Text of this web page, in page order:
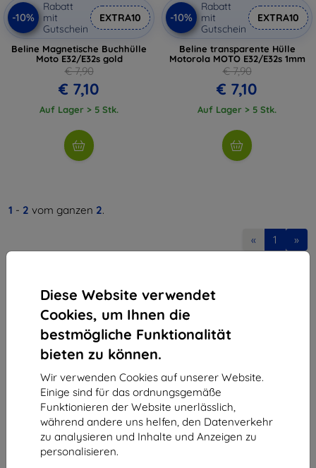
Diese Website verwendet
Cookies, um Ihnen die
bestmögliche Funktionalität
bieten zu können.
Wir verwenden Cookies auf unserer Website.
Einige sind für das ordnungsgemäße
Funktionieren der Website unerlässlich,
während andere uns helfen, den Datenverkehr
zu analysieren und Inhalte und Anzeigen zu
personalisieren.
-10%
Rabatt
mit
Gutschein
EXTRA10
Beline Magnetische Buchhülle
Moto E32/E32s gold
€ 7,90
€ 7,10
Auf Lager > 5 Stk.
-10%
Rabatt
mit
Gutschein
EXTRA10
Beline transparente Hülle
Motorola MOTO E32/E32s 1mm
€ 7,90
€ 7,10
Auf Lager > 5 Stk.
1 - 2 vom ganzen 2.
« 1 »
Shield-Sk s.r.o.
Ulica Rudolfa Mocka 3750/2A
841 04 Bratislava
Unternehmens-ID:46701494
USt-IdNr.:SK2023549671